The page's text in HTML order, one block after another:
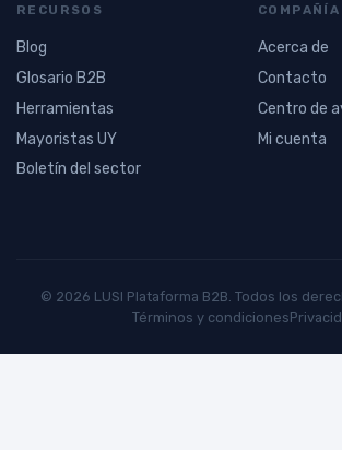
RECURSOS
Blog
Glosario B2B
Herramientas
Mayoristas UY
Boletín del sector
COMPAÑÍA
Acerca de
Contacto
Centro de
Mi cuenta
© 2026 LUSI Plataforma B2B. Todos los
Términos y condiciones